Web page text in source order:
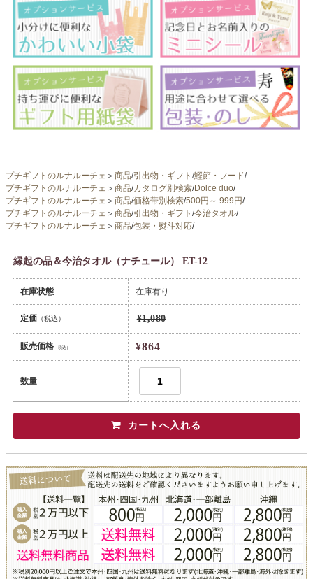
プチギフトのルナルーチェ ＞ 商品/引出物・ギフト /鰹節・フード/
プチギフトのルナルーチェ ＞ 商品/カタログ別検索/Dolce duo/
プチギフトのルナルーチェ ＞ 商品/価格帯別検索/500円～ 999円/
プチギフトのルナルーチェ ＞ 商品/引出物・ギフト /今治タオル/
プチギフトのルナルーチェ ＞ 商品/包装・熨斗対応/
縁起の品＆今治タオル（ナチュール） ET-12
在庫状態 在庫有り
定価（税込） ¥1,080
販売価格（税込） ¥864
数量